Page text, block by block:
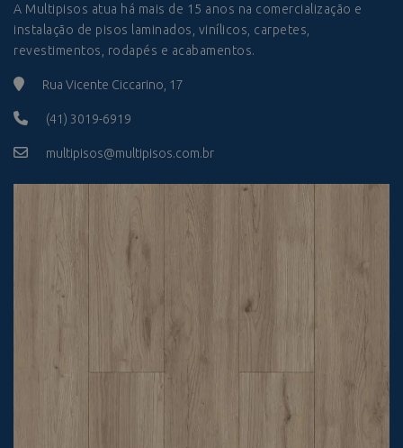
A Multipisos atua há mais de 15 anos na comercialização e
instalação de pisos laminados, vinílicos, carpetes,
revestimentos, rodapés e acabamentos.
Rua Vicente Ciccarino, 17
(41) 3019-6919
multipisos@multipisos.com.br